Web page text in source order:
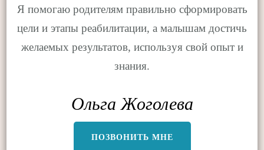
Я помогаю родителям правильно сформировать
цели и этапы реабилитации, а малышам достичь
желаемых результатов, используя свой опыт и
знания.
Ольга Жоголева
ПОЗВОНИТЬ МНЕ